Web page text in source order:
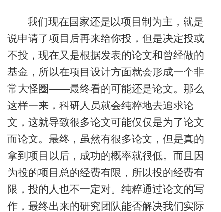
我们现在国家还是以项目制为主，就是
说申请了项目后再来给你投，但是决定投或
不投，现在又是根据发表的论文和曾经做的
基金，所以在项目设计方面就会形成一个非
常大怪圈——最终看的可能还是论文。那么
这样一来，科研人员就会纯粹地去追求论
文，这就导致很多论文可能仅仅是为了论文
而论文。最终，虽然有很多论文，但是真的
拿到项目以后，成功的概率就很低。而且因
为投的项目总的经费有限，所以投的经费有
限，投的人也不一定对。纯粹通过论文的写
作，最终出来的研究团队能否解决我们实际